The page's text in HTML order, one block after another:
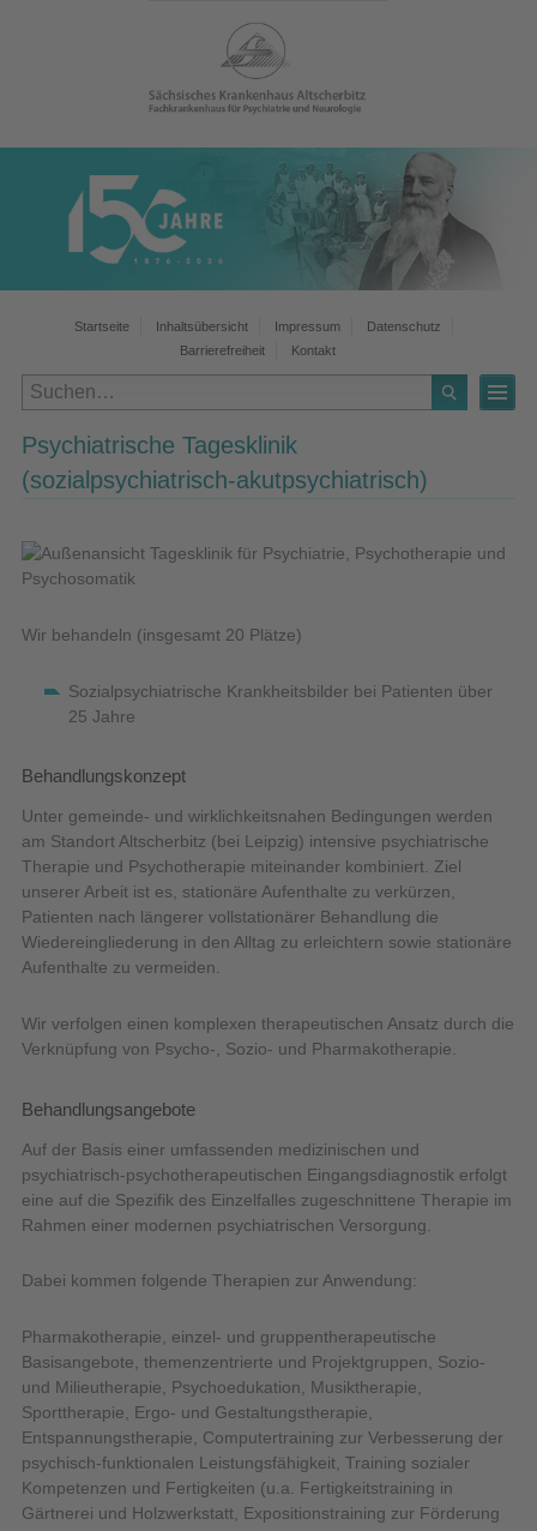
Startseite Inhaltsübersicht Impressum
Datenschutz
Barrierefreiheit
Kontakt
Psychiatrische Tagesklinik
(sozialpsychiatrisch-akutpsychiatrisch)
Wir behandeln (insgesamt 20 Plätze)
Sozialpsychiatrische Krankheitsbilder bei Patienten über
25 Jahre
Behandlungskonzept
Unter gemeinde- und wirklichkeitsnahen Bedingungen werden
am Standort Altscherbitz (bei Leipzig) intensive psychiatrische
Therapie und Psychotherapie miteinander kombiniert. Ziel
unserer Arbeit ist es, stationäre Aufenthalte zu verkürzen,
Patienten nach längerer vollstationärer Behandlung die
Wiedereingliederung in den Alltag zu erleichtern sowie stationäre
Aufenthalte zu vermeiden.
Wir verfolgen einen komplexen therapeutischen Ansatz durch die
Verknüpfung von Psycho-, Sozio- und Pharmakotherapie.
Behandlungsangebote
Auf der Basis einer umfassenden medizinischen und
psychiatrisch-psychotherapeutischen Eingangsdiagnostik erfolgt
eine auf die Spezifik des Einzelfalles zugeschnittene Therapie im
Rahmen einer modernen psychiatrischen Versorgung.
Dabei kommen folgende Therapien zur Anwendung:
Pharmakotherapie, einzel- und gruppentherapeutische
Basisangebote, themenzentrierte und Projektgruppen, Sozio-
und Milieutherapie, Psychoedukation, Musiktherapie,
Sporttherapie, Ergo- und Gestaltungstherapie,
Entspannungstherapie, Computertraining zur Verbesserung der
psychisch-funktionalen Leistungsfähigkeit, Training sozialer
Kompetenzen und Fertigkeiten (u.a. Fertigkeitstraining in
Gärtnerei und Holzwerkstatt, Expositionstraining zur Förderung